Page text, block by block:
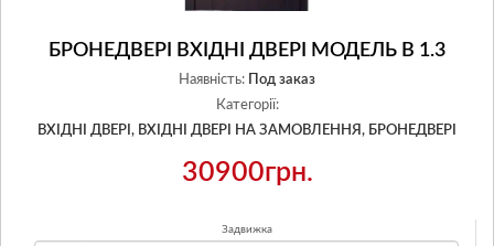
БРОНЕДВЕРІ ВХІДНІ ДВЕРІ МОДЕЛЬ В 1.3
Наявність:
Под заказ
Категорії:
ВХІДНІ ДВЕРІ, ВХІДНІ ДВЕРІ НА ЗАМОВЛЕННЯ, БРОНЕДВЕРІ
30900грн.
Задвижка